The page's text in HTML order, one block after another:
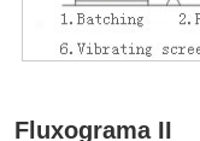
Fluxograma II